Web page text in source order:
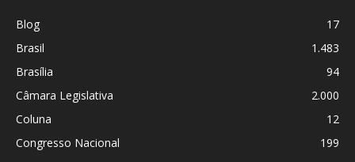
Blog
17
Brasil
1.483
Brasília
94
Câmara Legislativa
2.000
Coluna
12
Congresso Nacional
199